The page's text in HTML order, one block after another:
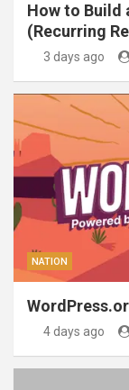
How to Build
(Recurring
3 days ago
NATION
4 days ago